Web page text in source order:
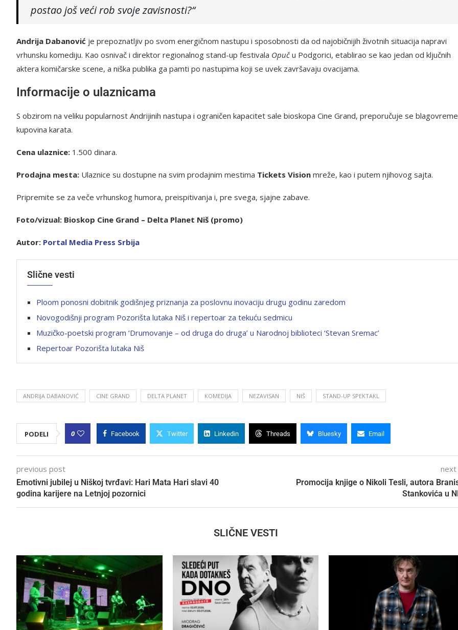
postao još veći rob svoje zavisnosti?“
Andrija Dabanović je prepoznatljiv po svom energičnom nastupu i sposobnosti da od najobičnijih životnih situacija napravi
vrhunsku komediju. Kao osnivač i direktor regionalnog stand-up festivala Opuču Podgorici, etablirao se kao jedan od ključnih
aktera komičarske scene, a niška publika ga pamti po nastupima koji se uvek završavaju ovacijama.
Informacije o ulaznicama
S obzirom na veliku popularnost Andrijinih nastupa i ograničen kapacitet sale bioskopa Cine Grand, preporučuje se
kupovina karata.
Cena ulaznice: 1.500 dinara.
Prodajna mesta: Ulaznice su dostupne na svim prodajnim mestima Tickets Vision mreže, kao i putem njihovog sajta.
Pripremite se za veče vrhunskog humora, preispitivanja i, pre svega, sjajne zabave.
Foto/vizual: Bioskop Cine Grand – Delta Planet Niš (promo)
Autor: Portal Media Press Srbija
Slične vesti
Ploom ponosni dobitnik godišnjeg priznanja za poslovnu inovaciju drugu godinu zaredom
Novogodišnji program Pozorišta lutaka Niš i repertoar za tekuću sedmicu
Muzičko-poetski program ‘Drumovanje – od druga do druga’ u Narodnoj biblioteci ‘Stevan Sremac’
Repertoar Pozorišta lutaka Niš
ANDRIJA DABANOVIĆ CINE GRAND DELTA PLANET KOMEDIJA NEZAVISAN NIŠ STAND-UP SPEKTAKL
PODELI 0 Facebook Twitter Linkedin Threads Bluesky Email
previous post
Emotivni jubilej u Niškoj tvrđavi: Hari Mata Hari slavi 40
godina karijere na Letnjoj pozornici
Promocija knjige o Nikoli Tesli, autora
Stankovića u
SLIČNE VESTI